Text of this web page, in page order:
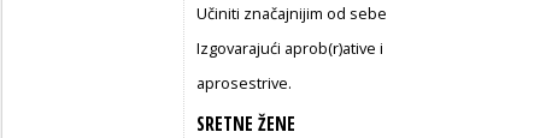
Učiniti značajnijim od sebe
Izgovarajući aprob(r)ative i
aprosestrive.
SRETNE ŽENE